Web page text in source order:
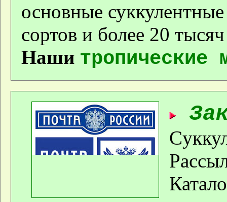
основные
сортов и более 20
Наши тропические